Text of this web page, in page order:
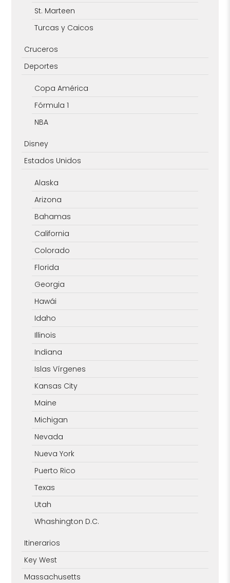
St. Marteen
Turcas y Caicos
Cruceros
Deportes
Copa América
Fórmula 1
NBA
Disney
Estados Unidos
Alaska
Arizona
Bahamas
California
Colorado
Florida
Georgia
Hawái
Idaho
Illinois
Indiana
Islas Vírgenes
Kansas City
Maine
Michigan
Nevada
Nueva York
Puerto Rico
Texas
Utah
Whashington D.C.
Itinerarios
Key West
Massachusetts